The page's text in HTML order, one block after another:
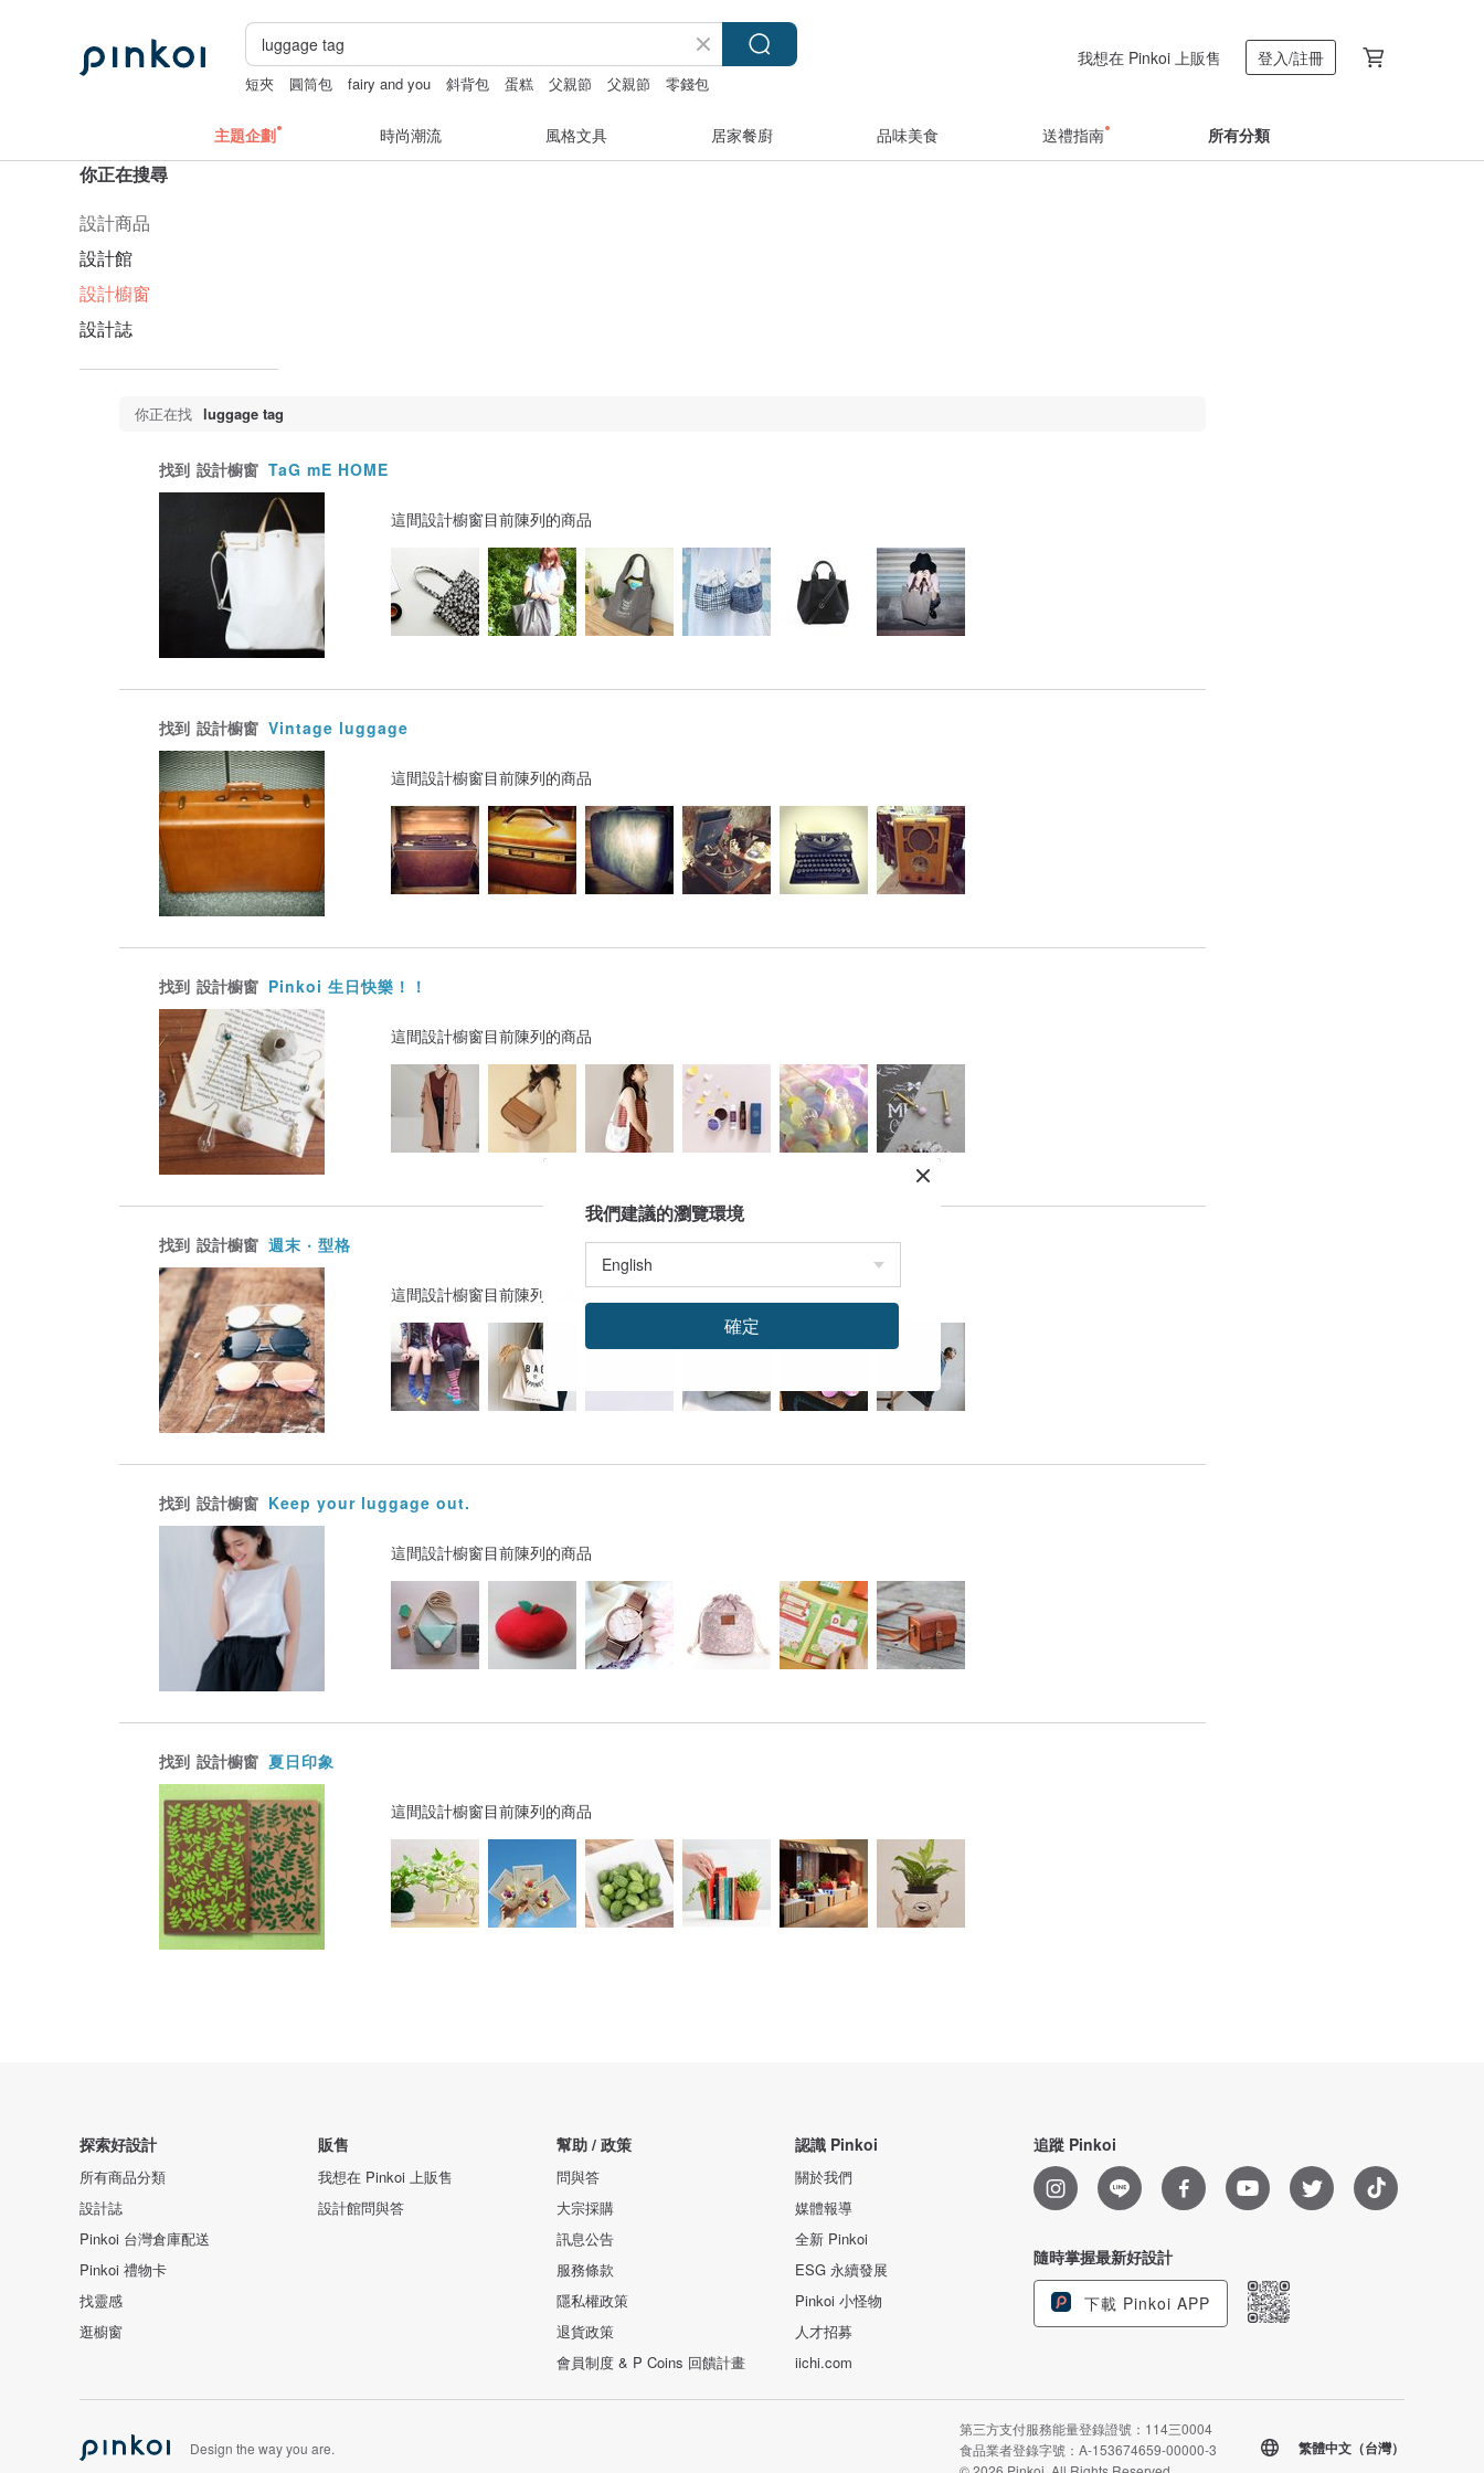
短夾 圓筒包 fairy and you 斜背包 蛋糕 父親節 父親節 零錢包
我想在 Pinkoi 上販售 登入/註冊
主題企劃 時尚潮流 風格文具 居家餐廚 品味美食 送禮指南 所有分類
你正在搜尋
設計商品
設計館
設計櫥窗
設計誌
你正在找 luggage tag
找到 設計櫥窗 TaG mE HOME
這間設計櫥窗目前陳列的商品
找到 設計櫥窗 Vintage luggage
這間設計櫥窗目前陳列的商品
找到 設計櫥窗 Pinkoi 生日快樂！！
這間設計櫥窗目前陳列的商品
找到 設計櫥窗 週末 ‧ 型格
這間設計櫥窗目前陳列的商品
找到 設計櫥窗 Keep your luggage out.
這間設計櫥窗目前陳列的商品
找到 設計櫥窗 夏日印象
這間設計櫥窗目前陳列的商品
探索好設計
所有商品分類
設計誌
Pinkoi 台灣倉庫配送
Pinkoi 禮物卡
找靈感
逛櫥窗
販售
我想在 Pinkoi 上販售
設計館問與答
幫助 / 政策
問與答
大宗採購
訊息公告
服務條款
隱私權政策
退貨政策
會員制度 & P Coins 回饋計畫
認識 Pinkoi
關於我們
媒體報導
全新 Pinkoi
ESG 永續發展
Pinkoi 小怪物
人才招募
iichi.com
追蹤 Pinkoi
隨時掌握最新好設計
下載 Pinkoi APP
Design the way you are.
第三方支付服務能量登錄證號：114三0004
食品業者登錄字號：A-153674659-00000-3
繁體中文（台灣）
我們建議的瀏覽環境
確定